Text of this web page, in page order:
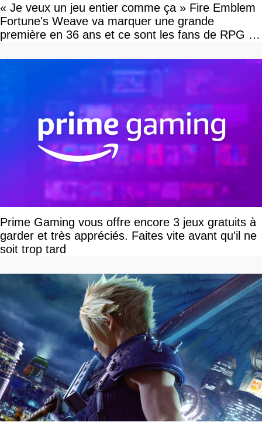
« Je veux un jeu entier comme ça » Fire Emblem
Fortune's Weave va marquer une grande
première en 36 ans et ce sont les fans de RPG en
Prime Gaming vous offre encore 3 jeux gratuits à
garder et très appréciés. Faites vite avant qu'il ne
soit trop tard